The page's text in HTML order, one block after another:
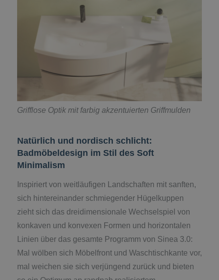
Grifflose Optik mit farbig akzentuierten Griffmulden
Natürlich und nordisch schlicht:
Badmöbeldesign im Stil des Soft
Minimalism
Inspiriert von weitläufigen Landschaften mit sanften,
sich hintereinander schmiegender Hügelkuppen
zieht sich das dreidimensionale Wechselspiel von
konkaven und konvexen Formen und horizontalen
Linien über das gesamte Programm von Sinea 3.0:
Mal wölben sich Möbelfront und Waschtischkante vor,
mal weichen sie sich verjüngend zurück und bieten